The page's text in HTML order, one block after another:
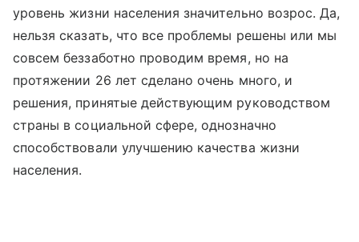
уровень жизни населения значительно возрос. Да,
нельзя сказать, что все проблемы решены или мы
совсем беззаботно проводим время, но на
протяжении 26 лет сделано очень много, и
решения, принятые действующим руководством
страны в социальной сфере, однозначно
способствовали улучшению качества жизни
населения.